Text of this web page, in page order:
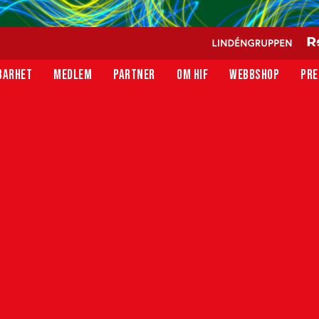
MEDLEM PARTNER OM HIF WEBBSHOP